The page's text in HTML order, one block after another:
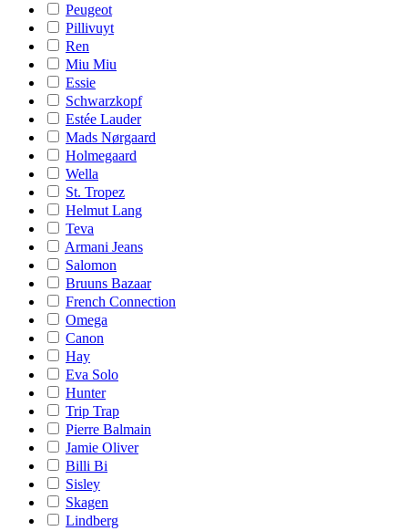
Peugeot
Pillivuyt
Ren
Miu Miu
Essie
Schwarzkopf
Estée Lauder
Mads Nørgaard
Holmegaard
Wella
St. Tropez
Helmut Lang
Teva
Armani Jeans
Salomon
Bruuns Bazaar
French Connection
Omega
Canon
Hay
Eva Solo
Hunter
Trip Trap
Pierre Balmain
Jamie Oliver
Billi Bi
Sisley
Skagen
Lindberg